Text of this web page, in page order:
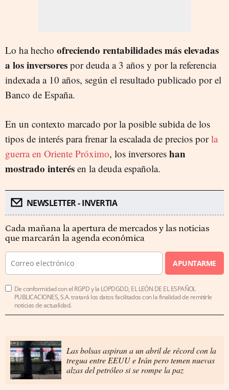
Lo ha hecho ofreciendo rentabilidades más elevadas
a los inversores por deuda a 3 años y por la referencia
indexada a 10 años, según el resultado publicado por el
Banco de España.
En un contexto marcado por la posible subida de los
tipos de interés para frenar la escalada de precios porla
guerra en Oriente Próximo, los inversores han
mostrado interés en la deuda española.
NEWSLETTER - INVERTIA
Cada mañana la apertura de mercados y las noticias
que marcarán la agenda económica
APUNTARME
De conformidad con el RGPD y la LOPDGDD, EL LEÓN DE EL ESPAÑOL
PUBLICACIONES, S.A. tratará los datos facilitados con la finalidad de remitirle
noticias de actualidad.
Las bolsas aspiran a un abril de récord con la
tregua entre EEUU e Irán pero temen nuevas
alzas del petróleo si se rompe la paz